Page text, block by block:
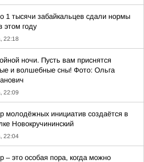
1 тысячи забайкальцев сдали нормы
этом году
22:18
ночи. Пусть вам приснятся
и волшебные сны! Фото: Ольга
22:09
молодёжных инициатив создаётся в
Новокручининский
22:04
– это особая пора, когда можно